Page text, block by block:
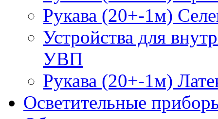
Рукава (20+-1м)
Устройства для
УВП
Рукава (20+-1м)
Осветительные